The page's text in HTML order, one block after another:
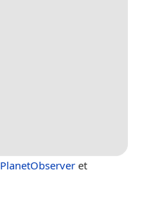
PlanetObserver et